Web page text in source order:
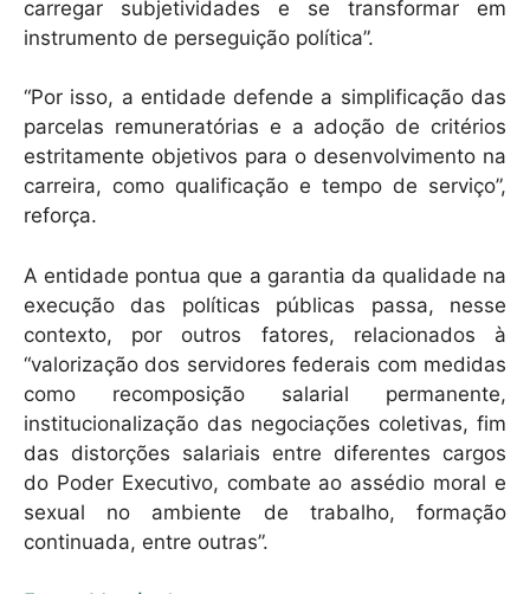
carregar subjetividades e se transformar em
instrumento de perseguição política”.
“Por isso, a entidade defende a simplificação das
parcelas remuneratórias e a adoção de critérios
estritamente objetivos para o desenvolvimento na
carreira, como qualificação e tempo de serviço”,
reforça.
A entidade pontua que a garantia da qualidade na
execução das políticas públicas passa, nesse
contexto, por outros fatores, relacionados à
“valorização dos servidores federais com medidas
como recomposição salarial permanente,
institucionalização das negociações coletivas, fim
das distorções salariais entre diferentes cargos
do Poder Executivo, combate ao assédio moral e
sexual no ambiente de trabalho, formação
continuada, entre outras”.